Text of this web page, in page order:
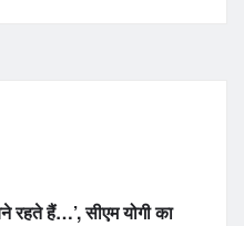
रहते हैं…’, सीएम योगी का